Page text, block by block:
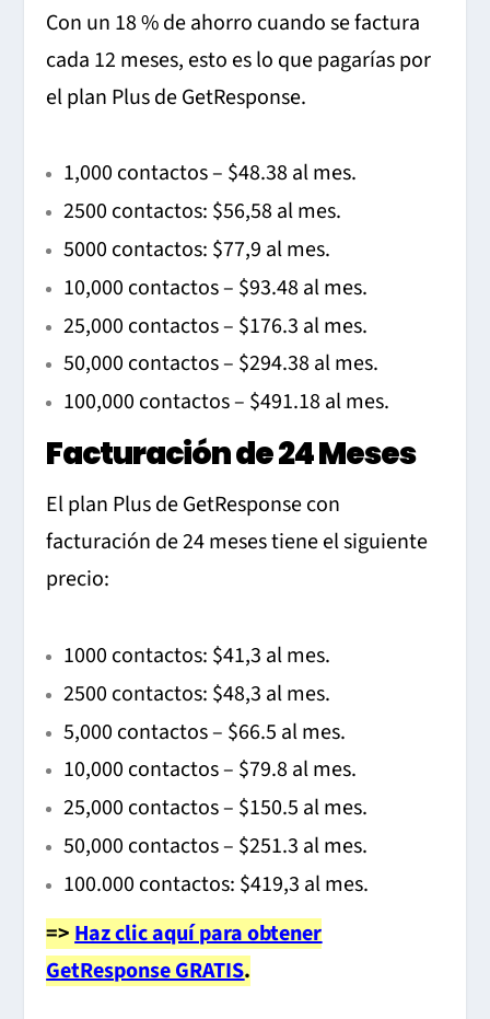
Con un 18 % de ahorro cuando se factura
cada 12 meses, esto es lo que pagarías por
el plan Plus de GetResponse.
1,000 contactos – $48.38 al mes.
2500 contactos: $56,58 al mes.
5000 contactos: $77,9 al mes.
10,000 contactos – $93.48 al mes.
25,000 contactos – $176.3 al mes.
50,000 contactos – $294.38 al mes.
100,000 contactos – $491.18 al mes.
Facturación de 24 Meses
El plan Plus de GetResponse con
facturación de 24 meses tiene el siguiente
precio:
1000 contactos: $41,3 al mes.
2500 contactos: $48,3 al mes.
5,000 contactos – $66.5 al mes.
10,000 contactos – $79.8 al mes.
25,000 contactos – $150.5 al mes.
50,000 contactos – $251.3 al mes.
100.000 contactos: $419,3 al mes.
=>Haz clic aquí para obtener
GetResponse GRATIS.